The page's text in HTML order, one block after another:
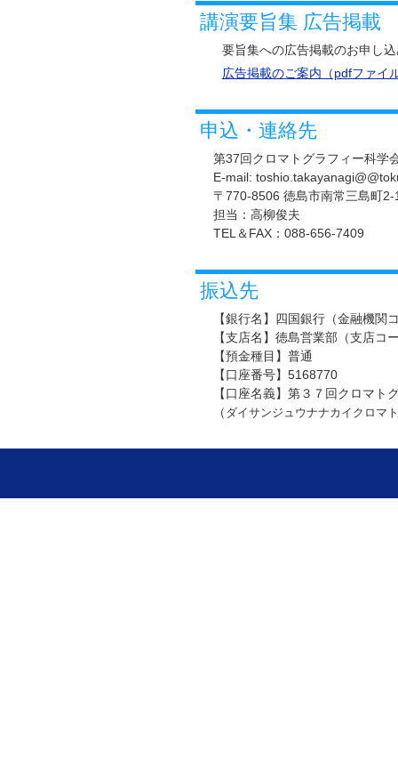
講演要旨集 広告掲載
要旨集への広告掲載のお申し
広告掲載のご案内（pdfファイ
申込・連絡先
第37回クロマトグラフィー科学
E-mail:
〒770-8506 徳島市南常三島町
担当：高柳俊夫
TEL＆FAX：088-656-7409
振込先
【銀行名】四国銀行（金融機関
【支店名】徳島営業部（支店コ
【預金種目】普通
【口座番号】5168770
【口座名義】第３７回クロマ
（ ダイサンジュウナナカイクロマ